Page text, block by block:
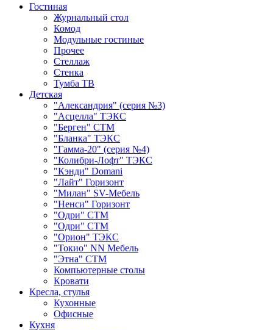
Гостиная
Журнальный стол
Комод
Модульные гостиные
Прочее
Стеллаж
Стенка
Тумба ТВ
Детская
"Александрия" (серия №3)
"Асцелла" ТЭКС
"Берген" СТМ
"Бланка" ТЭКС
"Гамма-20" (серия №4)
"Колибри-Лофт" ТЭКС
"Кэнди" Domani
"Лайт" Горизонт
"Милан" SV-Мебель
"Ненси" Горизонт
"Одри" СТМ
"Одри" СТМ
"Орион" ТЭКС
"Токио" NN Мебель
"Этна" СТМ
Компьютерные столы
Кровати
Кресла, стулья
Кухонные
Офисные
Кухня